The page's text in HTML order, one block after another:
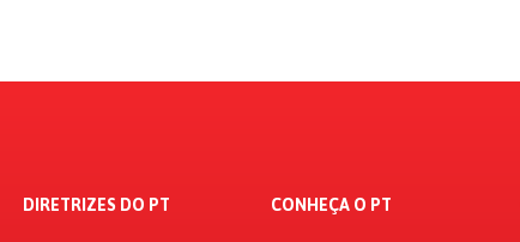
DIRETRIZES DO PT CONHEÇA O PT